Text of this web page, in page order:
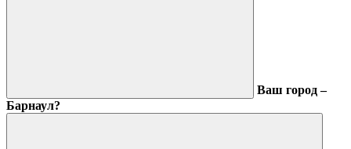
Ваш город –
Барнаул?